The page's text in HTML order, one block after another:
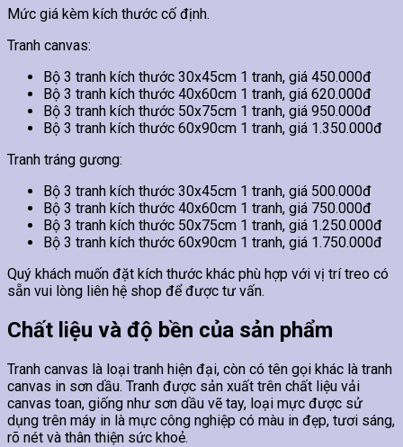
Mức giá kèm kích thước cố định.
Tranh canvas:
Bộ 3 tranh kích thước 30x45cm 1 tranh, giá 450.000đ
Bộ 3 tranh kích thước 40x60cm 1 tranh, giá 620.000đ
Bộ 3 tranh kích thước 50x75cm 1 tranh, giá 950.000đ
Bộ 3 tranh kích thước 60x90cm 1 tranh, giá 1.350.000đ
Tranh tráng gương:
Bộ 3 tranh kích thước 30x45cm 1 tranh, giá 500.000đ
Bộ 3 tranh kích thước 40x60cm 1 tranh, giá 750.000đ
Bộ 3 tranh kích thước 50x75cm 1 tranh, giá 1.250.000đ
Bộ 3 tranh kích thước 60x90cm 1 tranh, giá 1.750.000đ
Quý khách muốn đặt kích thước khác phù hợp với vị trí treo có
sẵn vui lòng liên hệ shop để được tư vấn.
Chất liệu và độ bền của sản phẩm
Tranh canvas là loại tranh hiện đại, còn có tên gọi khác là tranh
canvas in sơn dầu. Tranh được sản xuất trên chất liệu vải
canvas toan, giống như sơn dầu vẽ tay, loại mực được sử
dụng trên máy in là mực công nghiệp có màu in đẹp, tươi sáng,
rõ nét và thân thiện sức khoẻ.